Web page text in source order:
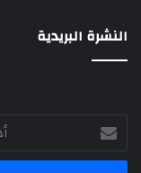
النشرة البريدية
أدخل
بريدك
الإلكتروني